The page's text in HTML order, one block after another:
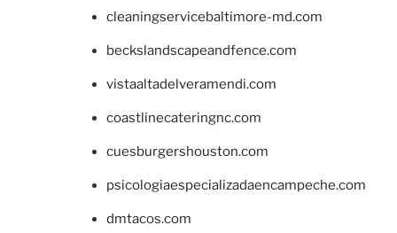
cleaningservicebaltimore-md.com
beckslandscapeandfence.com
vistaaltadelveramendi.com
coastlinecateringnc.com
cuesburgershouston.com
psicologiaespecializadaencampeche.com
dmtacos.com